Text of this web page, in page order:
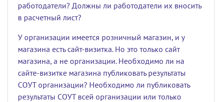
работодатели? Должны ли работодатели их вносить
в расчетный лист?
У организации имеется розничный магазин, и у
магазина есть сайт-визитка. Но это только сайт
магазина, а не организации. Необходимо ли на
сайте-визитке магазина публиковать результаты
СОУТ организации? Необходимо ли публиковать
результаты СОУТ всей организации или только